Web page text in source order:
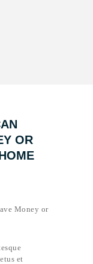
OR
et